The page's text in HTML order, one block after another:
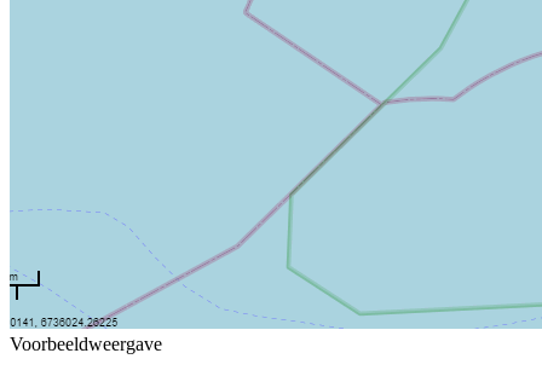
Voorbeeldweergave